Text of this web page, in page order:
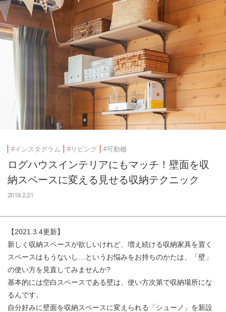
#インスタグラム #リビング #可動棚
ログハウスインテリアにもマッチ！壁面を収
納スペースに変える見せる収納テクニック
2019.2.21
【2021.3.4更新】
新しく収納スペースが欲しいけれど、増え続ける収納家具を置く
スペースはもうないし…というお悩みをお持ちのかたは、「壁」
の使い方を見直してみませんか?
基本的には空白スペースである壁は、使い方次第で収納場所にな
るんです。
自分好みに壁面を収納スペースに変えられる「シューノ」を新設